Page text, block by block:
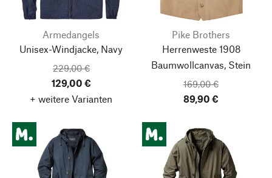
Armedangels
Unisex-Windjacke, Navy
229,00 €
129,00 €
+ weitere Varianten
Pike Brothers
Herrenweste 1908
Baumwollcanvas, Stein
169,00 €
89,90 €